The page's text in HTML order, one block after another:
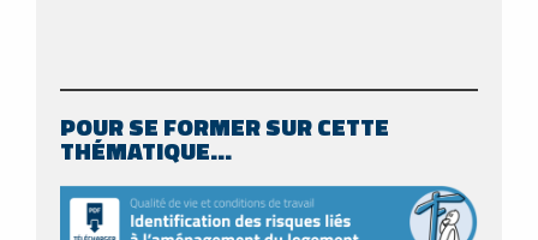
POUR SE FORMER SUR CETTE
THÉMATIQUE…